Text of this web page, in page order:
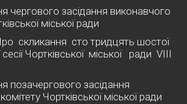
чергового засідання виконавчого
міської ради
скликання сто тридцять шостої
Чортківської міської ради VІІІ
позачергового засідання
Чортківської міської ради